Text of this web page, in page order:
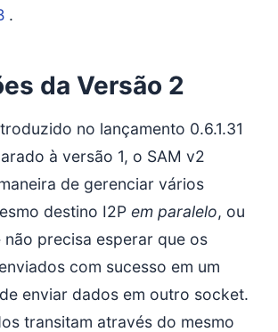
.
da Versão 2
no lançamento 0.6.1.31
à versão 1, o SAM v2
de gerenciar vários
destino I2P em paralelo, ou
não precisa esperar que os
com sucesso em um
enviar dados em outro socket.
transitam através do mesmo